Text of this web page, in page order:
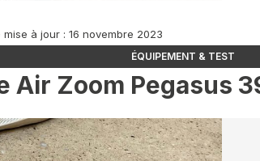
mise à jour : 16 novembre 2023
ÉQUIPEMENT & TEST
Air Zoom Pegasus